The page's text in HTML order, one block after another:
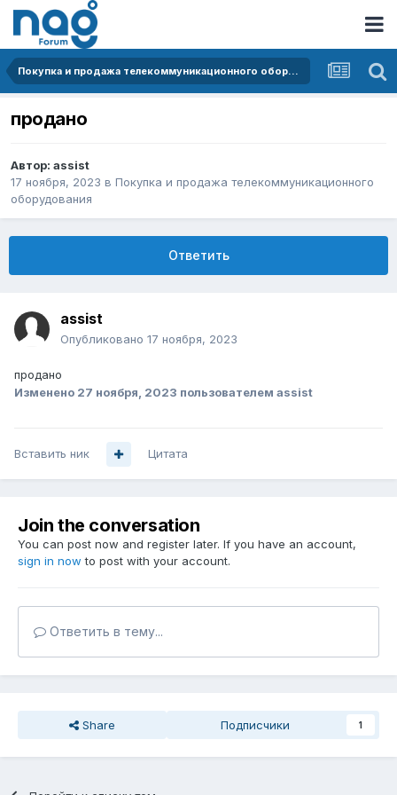
Покупка и продажа телекоммуникационного оборудования
продано
Автор: assist
17 ноября, 2023 в Покупка и продажа телекоммуникационного
оборудования
Ответить
assist
Опубликовано 17 ноября, 2023
продано
Изменено 27 ноября, 2023 пользователем assist
Вставить ник Цитата
Join the conversation
You can post now and register later. If you have an account,
sign in now to post with your account.
Ответить в тему...
Share Подписчики 1